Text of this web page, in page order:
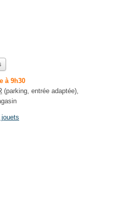
à 9h30
(parking, entrée adaptée),